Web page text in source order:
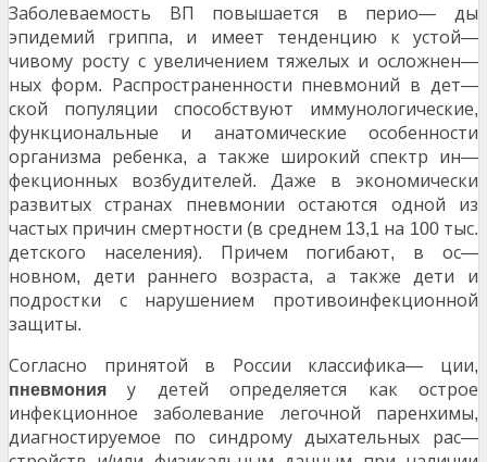
Заболеваемость ВП повышается в перио—
ды
эпидемий гриппа, и имеет тенденцию к устой—
чивому росту с увеличением тяжелых и осложнен—
ных форм. Распространенности пневмоний в дет—
ской популяции способствуют иммунологические,
функциональные и анатомические особенности
организма ребенка,а также широкий спектр ин—
фекционных возбудителей. Даже в экономически
развитых странах пневмонии остаются одной из
частых причин смертности (в среднем 13,1 на 100тыс.
детского населения). Причем погибают, в ос—
новном, дети раннего возраста, а также дети и
подростки с нарушением противоинфекционной
защиты.
Согласно принятой в России классифика— ции,
пневмонияу детей определяется как острое
инфекционное заболевание легочной паренхимы,
диагностируемое по синдрому дыхательных рас—